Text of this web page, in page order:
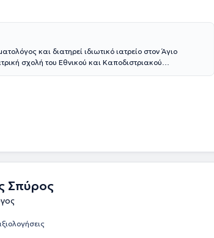
και διατηρεί ιδιωτικό ιατρείο στον Άγιο
σχολή του Εθνικού και Καποδιστριακού
Σπύρος